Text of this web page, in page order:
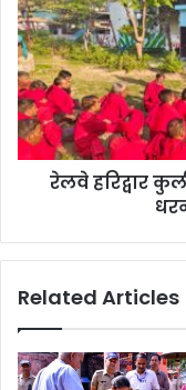
रेलवे हरिद्वार
Related Articles